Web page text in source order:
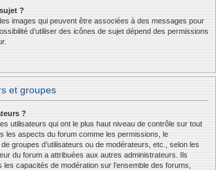
?
images qui peuvent être associées à des messages pour
d’utiliser des icônes de sujet dépend des permissions
et groupes
?
utilisateurs qui ont le plus haut niveau de contrôle sur tout
les aspects du forum comme les permissions, le
groupes d’utilisateurs ou de modérateurs, etc., selon les
du forum a attribuées aux autres administrateurs. Ils
capacités de modération sur l’ensemble des forums,